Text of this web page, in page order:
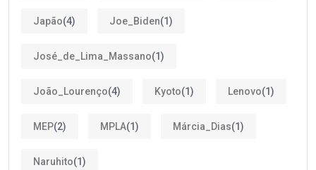
Japão(4) Joe_Biden(1)
José_de_Lima_Massano(1)
João_Lourenço(4) Kyoto(1) Lenovo(1)
MEP(2) MPLA(1) Márcia_Dias(1)
Naruhito(1)